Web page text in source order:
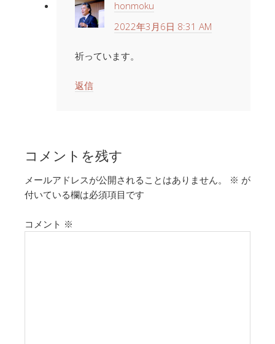
honmoku
2022年3月6日 8:31 AM
祈っています。
返信
コメントを残す
メールアドレスが公開されることはありません。 ※ が
付いている欄は必須項目です
コメント ※